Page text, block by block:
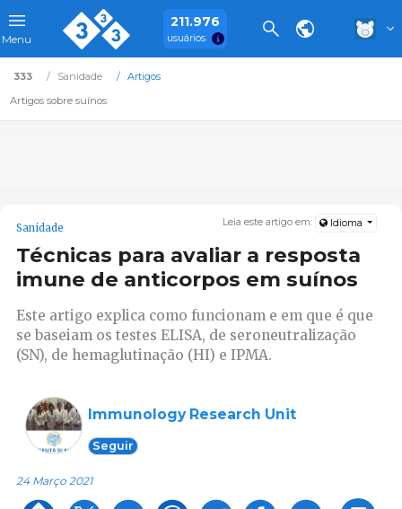
Menu
211.976
usuários
333 Sanidade
Artigos
Artigos sobre suínos
Leia este artigo em: Idioma
Sanidade
Técnicas para avaliar a resposta
imune de anticorpos em suínos
Este artigo explica como funcionam e em que é que
se baseiam os testes ELISA, de seroneutralização
(SN), de hemaglutinação (HI) e IPMA.
Immunology Research Unit
Seguir
24 Março 2021